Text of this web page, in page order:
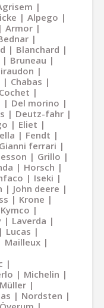
Alpego
Armor
Blanchard
Bruneau
Chabas
Cochet
Del morino
Deutz-fahr
Eliet
Fendt
Gianni ferrari
Grillo
Horsch
Iseki
John deere
Krone
Kymco
Laverda
Lucas
Mailleux
Michelin
Müller
Nordsten